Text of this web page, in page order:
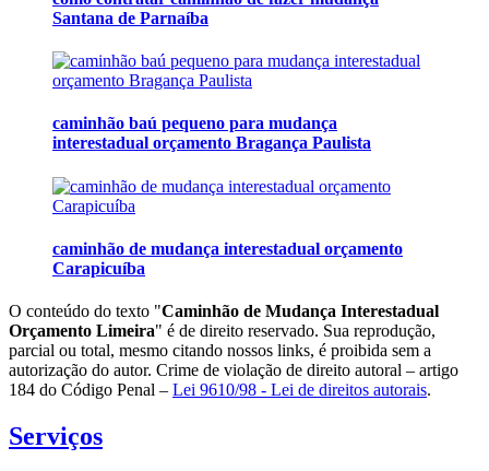
Santana de Parnaíba
caminhão baú pequeno para mudança
interestadual orçamento Bragança Paulista
caminhão de mudança interestadual orçamento
Carapicuíba
O conteúdo do texto "Caminhão de Mudança Interestadual
Orçamento Limeira" é de direito reservado. Sua reprodução,
parcial ou total, mesmo citando nossos links, é proibida sem a
autorização do autor. Crime de violação de direito autoral – artigo
184 do Código Penal – Lei 9610/98 - Lei de direitos autorais.
Serviços